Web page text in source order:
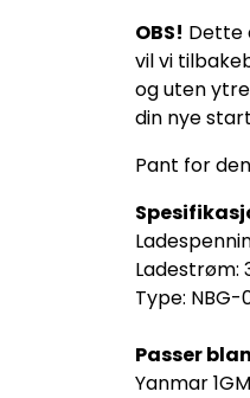
OBS! Dette
vil vi
og uten
din nye
Pant for
Ladestrøm:
Type: NBG-
Passer
Yanmar